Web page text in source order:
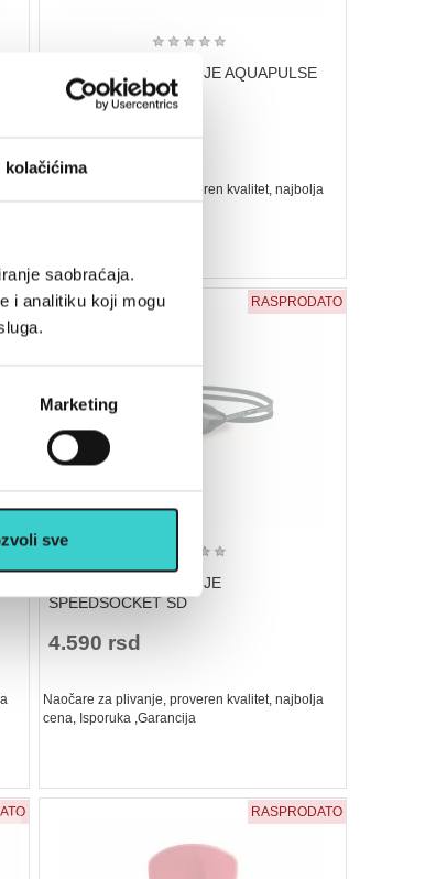
kolačićima
saobraćaja.
i analitiku koji mogu
Marketing
sve
★ ★ ★ ★ ★
NAOČARE ZA PLIVANJE AQUAPULSE
MAX SD
4.840 rsd
Naočare za plivanje, proveren kvalitet, najbolja
RASPRODATO
★ ★
NAOČARE ZA PLIVANJE
SPEEDSOCKET SD
4.590 rsd
Naočare za plivanje, proveren kvalitet, najbolja
cena, Isporuka ,Garancija
RASPRODATO